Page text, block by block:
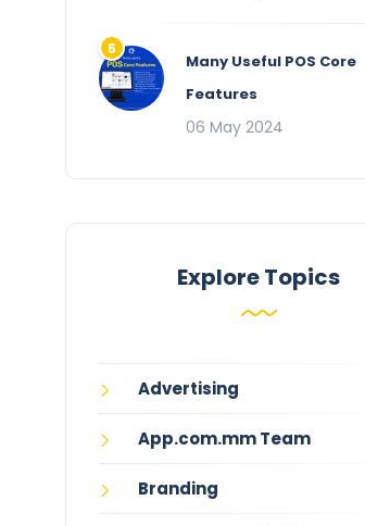
Many Useful POS Core
Features
06 May 2024
Explore Topics
Advertising
App.com.mm Team
Branding